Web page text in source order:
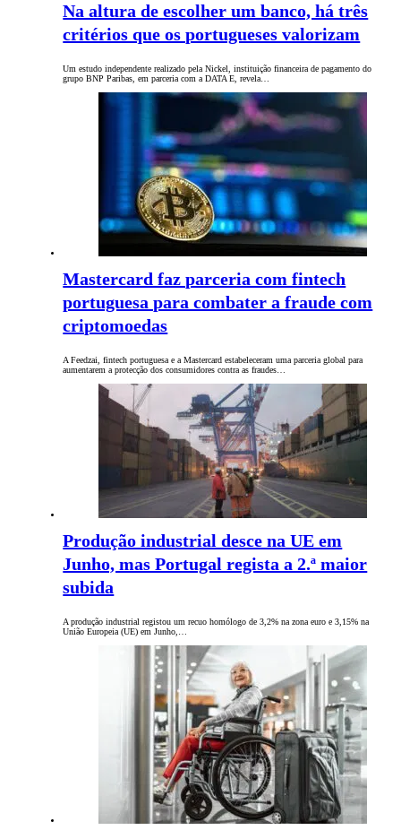
Na altura de escolher um banco, há três
critérios que os portugueses valorizam
Um estudo independente realizado pela Nickel, instituição financeira de pagamento do
grupo BNP Paribas, em parceria com a DATA E, revela…
Mastercard faz parceria com fintech
portuguesa para combater a fraude com
criptomoedas
A Feedzai, fintech portuguesa e a Mastercard estabeleceram uma parceria global para
aumentarem a protecção dos consumidores contra as fraudes…
Produção industrial desce na UE em
Junho, mas Portugal regista a 2.ª maior
subida
A produção industrial registou um recuo homólogo de 3,2% na zona euro e 3,15% na
União Europeia (UE) em Junho,…